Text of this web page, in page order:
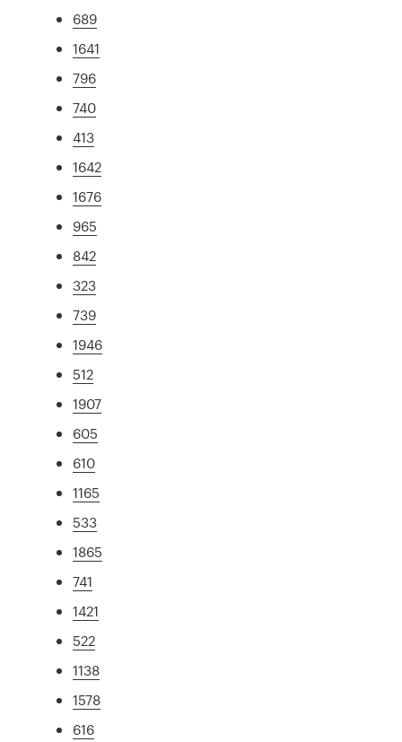
689
1641
796
740
413
1642
1676
965
842
323
739
1946
512
1907
605
610
1165
533
1865
741
1421
522
1138
1578
616